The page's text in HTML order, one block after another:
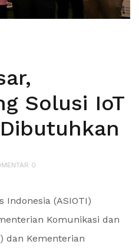
Solusi IoT
0
Indonesia (ASIOTI)
Komunikasi dan
dan Kementerian